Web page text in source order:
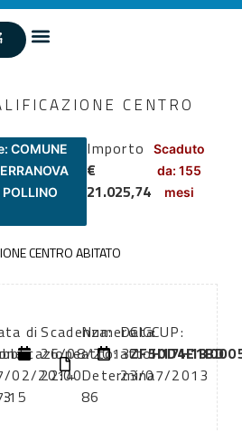
CENTRO
COMUNE
POLLINO
Importo
€
21.025,74
Scaduto
da: 155
mesi
CENTRO ABITATO
di
02/2014
Scadenza:
26/08/2013
22:00
Numero
atto:
Determina
86
Data
atto:
23/07/2013
CIG:
ZF50D4E1BD
CUP: